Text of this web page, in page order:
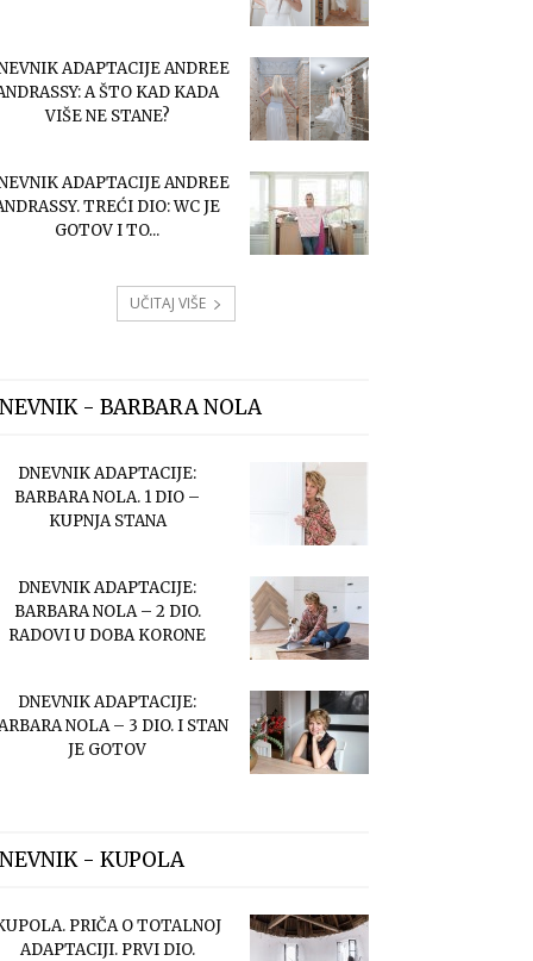
ADAPTACIJE ANDREE
A ŠTO KAD KADA
VIŠE NE STANE?
ADAPTACIJE ANDREE
TREĆI DIO: WC JE
GOTOV I TO...
UČITAJ VIŠE
- BARBARA NOLA
DNEVNIK ADAPTACIJE:
BARBARA NOLA. 1 DIO –
KUPNJA STANA
DNEVNIK ADAPTACIJE:
BARBARA NOLA – 2 DIO.
RADOVI U DOBA KORONE
DNEVNIK ADAPTACIJE:
NOLA – 3 DIO. I STAN
JE GOTOV
- KUPOLA
PRIČA O TOTALNOJ
ADAPTACIJI. PRVI DIO.